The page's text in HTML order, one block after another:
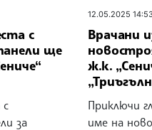
с
ще
за
12.05.2025
Врачани
ж.к.
Приключи
име на